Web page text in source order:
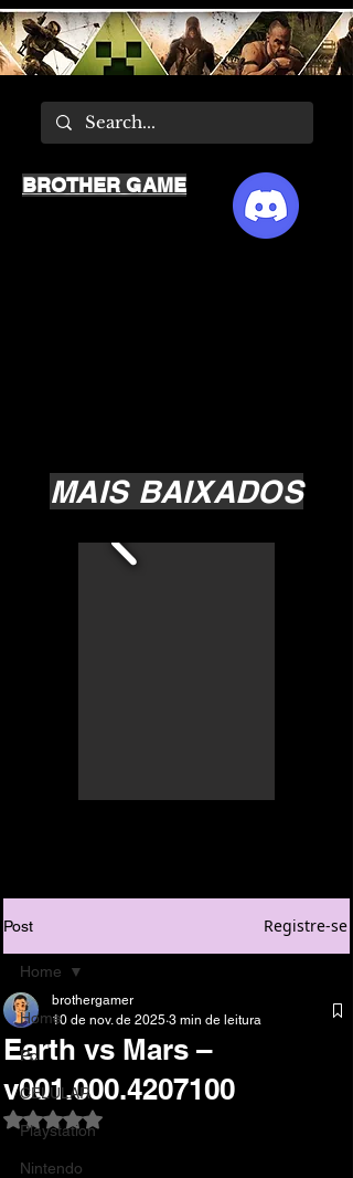
MAIS BAIXADOS
BROTHER GAME
Post Registre-se
Home
Pc
CELULAR
Playstation
Nintendo
Home
Earth vs Mars –
v001.000.4207100
brothergamer
10 de nov. de 2025 3 min de leitura
Avaliado com NaN de 5 estrelas.